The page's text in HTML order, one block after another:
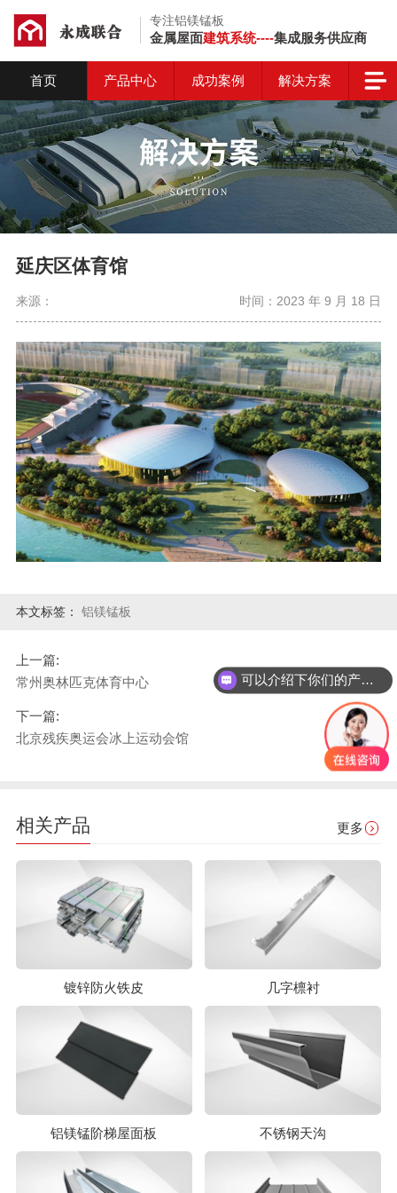
专注铝镁锰板
金属屋面建筑系统----集成服务供应商
首页 产品中心 成功案例 解决方案
延庆区体育馆
来源： 时间：2023 年 9 月 18 日
本文标签： 铝镁锰板
上一篇:
常州奥林匹克体育中心
下一篇:
北京残疾奥运会冰上运动会馆
相关产品 更多
镀锌防火铁皮 几字檩衬
铝镁锰阶梯屋面板 不锈钢天沟
可以介绍下你们的产品么？
你们是怎么收费的呢？